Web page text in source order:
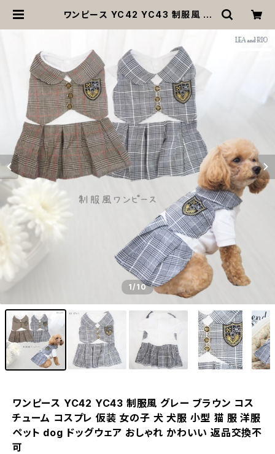
ワンピース YC42 YC43 制服風 グ
ペット dog ドッグウェア おしゃれ か
わいい 返品交換不可 | MOANA
1/10
ワンピース YC42 YC43 制服風 グレー ブラウン コス
チューム コスプレ 仮装 女の子 犬 犬服 小型 猫 服 洋服
ペット dog ドッグウェア おしゃれ かわいい 返品交換不
可